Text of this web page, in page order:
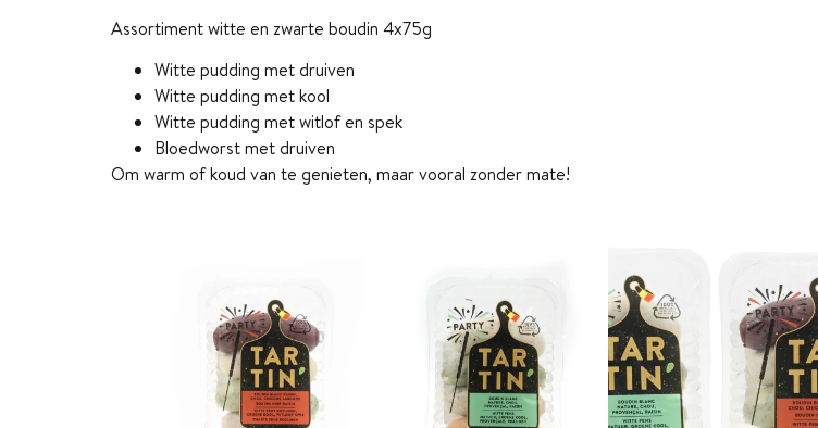
Assortiment witte en zwarte boudin 4x75g
Witte pudding met druiven
Witte pudding met kool
Witte pudding met witlof en spek
Bloedworst met druiven
Om warm of koud van te genieten, maar vooral zonder mate!